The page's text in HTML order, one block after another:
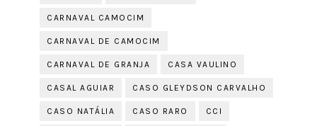
CARNAVAL CAMOCIM
CARNAVAL DE CAMOCIM
CARNAVAL DE GRANJA CASA VAULINO
CASAL AGUIAR CASO GLEYDSON CARVALHO
CASO NATÁLIA CASO RARO CCI